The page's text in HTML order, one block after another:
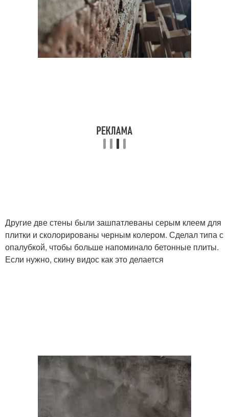
Другие две стены были зашпатлеваны серым клеем для
плитки и сколорированы черным колером. Сделал типа с
опалубкой, чтобы больше напоминало бетонные плиты.
Если нужно, скину видос как это делается